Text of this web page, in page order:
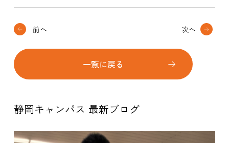
前へ
一覧に戻る
次へ
静岡キャンパス 最新ブログ